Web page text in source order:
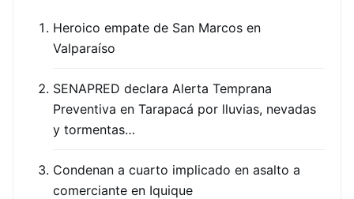
Heroico empate de San Marcos en
Valparaíso
SENAPRED declara Alerta Temprana
Preventiva en Tarapacá por lluvias, nevadas
y tormentas…
Condenan a cuarto implicado en asalto a
comerciante en Iquique